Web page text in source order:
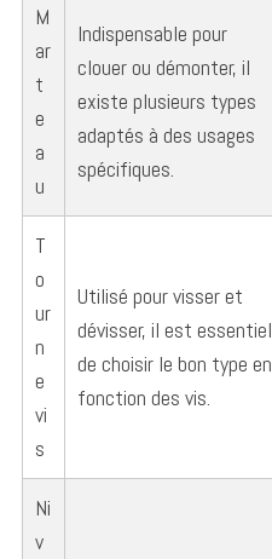
M
ar
t
e
a
u
Indispensable pour
clouer ou démonter, il
existe plusieurs types
adaptés à des usages
spécifiques.
T
o
ur
n
e
vi
s
Utilisé pour visser et
dévisser, il est essentiel
de choisir le bon type en
fonction des vis.
Ni
v